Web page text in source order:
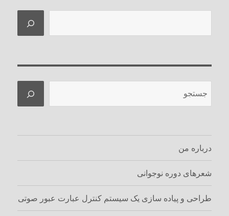
درباره من
شعرهای دوره نوجوانی
طراحی و پیاده سازی یک سیستم کنترل عبارت عبور صوتی